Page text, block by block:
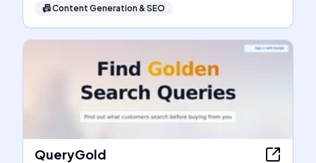
📠Content Generation & SEO
QueryGold